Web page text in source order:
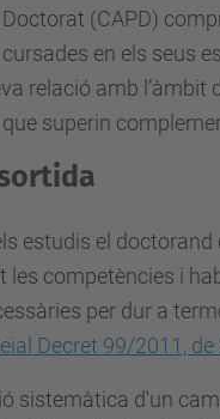
(CAPD)
en els seus
relació amb l’àmbit
superin
estudis el doctorand
les competències i
per dur a
Decret 99/2011, de
sistemàtica d'un